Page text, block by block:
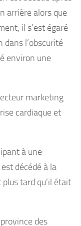
arrière alors que
il s’est égaré
l’obscurité
environ une
marketing
cardiaque et
à une
décédé à la
tard qu’il était
des